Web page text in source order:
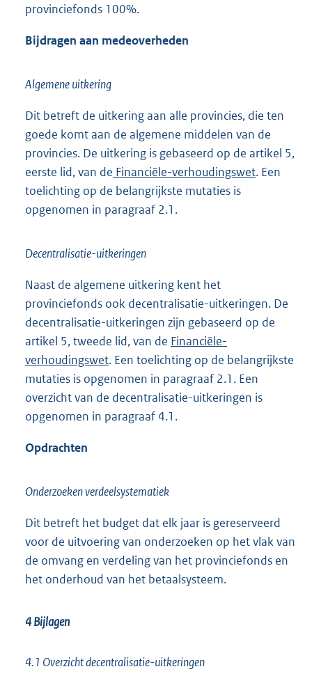
provinciefonds 100%.
Bijdragen aan medeoverheden
Algemene uitkering
Dit betreft de uitkering aan alle provincies, die ten
goede komt aan de algemene middelen van de
provincies. De uitkering is gebaseerd op de artikel 5,
eerste lid, van de Financiële-verhoudingswet. Een
toelichting op de belangrijkste mutaties is
opgenomen in paragraaf 2.1.
Decentralisatie-uitkeringen
Naast de algemene uitkering kent het
provinciefonds ook decentralisatie-uitkeringen. De
decentralisatie-uitkeringen zijn gebaseerd op de
artikel 5, tweede lid, van de Financiële-
verhoudingswet. Een toelichting op de belangrijkste
mutaties is opgenomen in paragraaf 2.1. Een
overzicht van de decentralisatie-uitkeringen is
opgenomen in paragraaf 4.1.
Opdrachten
Onderzoeken verdeelsystematiek
Dit betreft het budget dat elk jaar is gereserveerd
voor de uitvoering van onderzoeken op het vlak van
de omvang en verdeling van het provinciefonds en
het onderhoud van het betaalsysteem.
4 Bijlagen
4.1 Overzicht decentralisatie-uitkeringen